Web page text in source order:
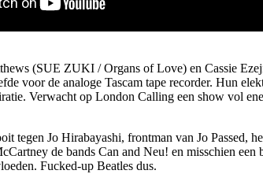
(SUE ZUKI / Organs of Love) en Cassie
voor de analoge Tascam tape recorder. Hun
Verwacht op London Calling een show vol
tegen Jo Hirabayashi, frontman van Jo Passed,
de bands Can and Neu! en misschien
Fucked-up Beatles dus.